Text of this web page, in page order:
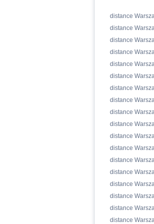
distance
distance
distance
distance
distance
distance
distance
distance
distance
distance
distance
distance
distance
distance
distance
distance
distance
distance